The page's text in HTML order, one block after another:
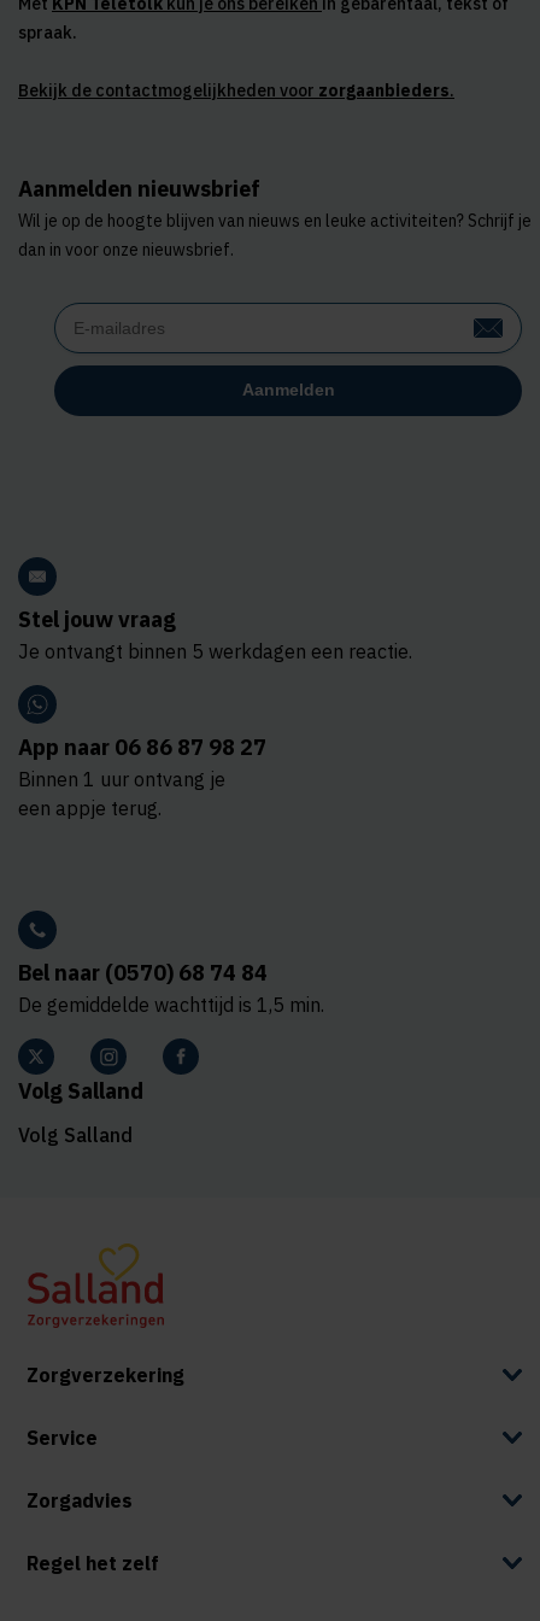
spraak.
Bekijk de contactmogelijkheden voor zorgaanbieders.
Aanmelden nieuwsbrief
Wil je op de hoogte blijven van nieuws en leuke activiteiten? Schrijf je
dan in voor onze nieuwsbrief.
Stel jouw vraag
Je ontvangt binnen 5 werkdagen een reactie.
App naar 06 86 87 98 27
Binnen 1 uur ontvang je
een appje terug.
Bel naar (0570) 68 74 84
De gemiddelde wachttijd is 1,5 min.
Volg Salland
Volg Salland
Zorgverzekering
Service
Zorgadvies
Regel het zelf